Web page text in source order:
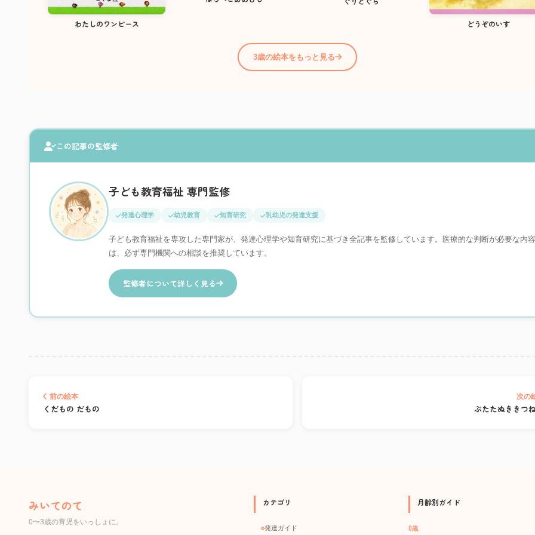
わたしのワンピース どうぞのいす
3歳の絵本をもっと見る
この記事の監修者
子ども教育福祉 専門監修
発達心理学 幼児教育 知育研究 乳幼児の発達支援
子ども教育福祉を専攻した専門家が、発達心理学や知育研究に基づき全記事を監修しています。医療的な判断が必要な内容
は、必ず専門機関への相談を推奨しています。
監修者について詳しく見る
前の絵本
くだもの だもの
次の
ぶたたぬききつ
みいてのて
0〜3歳の育児をいっしょに。
カテゴリ
発達ガイド
月齢別ガイド
0歳